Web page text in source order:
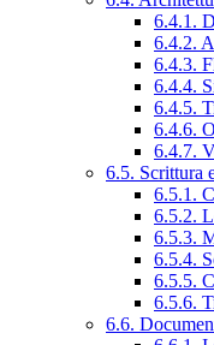
6.4.1.
6.4.2.
6.4.3.
6.4.4.
6.4.5.
6.4.6.
6.4.7.
6.5. Scrittura
6.5.1.
6.5.2.
6.5.3.
6.5.4.
6.5.5.
6.5.6.
6.6.